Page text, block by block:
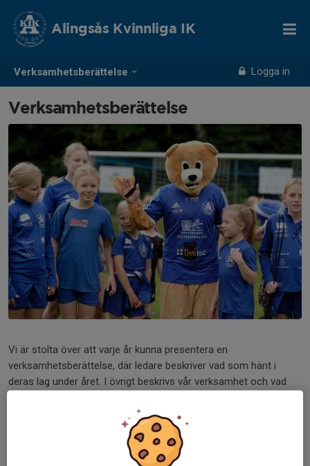
Verksamhetsberättelse Logga in
Alingsås Kvinnliga IK
Verksamhetsberättelse
Vi är stolta över att varje år kunna presentera en
verksamhetsberättelse, där ledare beskriver vad som hänt i
deras lag under året. I övrigt beskrivs vår verksamhet och vad
du får en inblick i vad som händer nästkommande år.
Klicka på länken för att läsa verksamhetsberättelsen i PDF-